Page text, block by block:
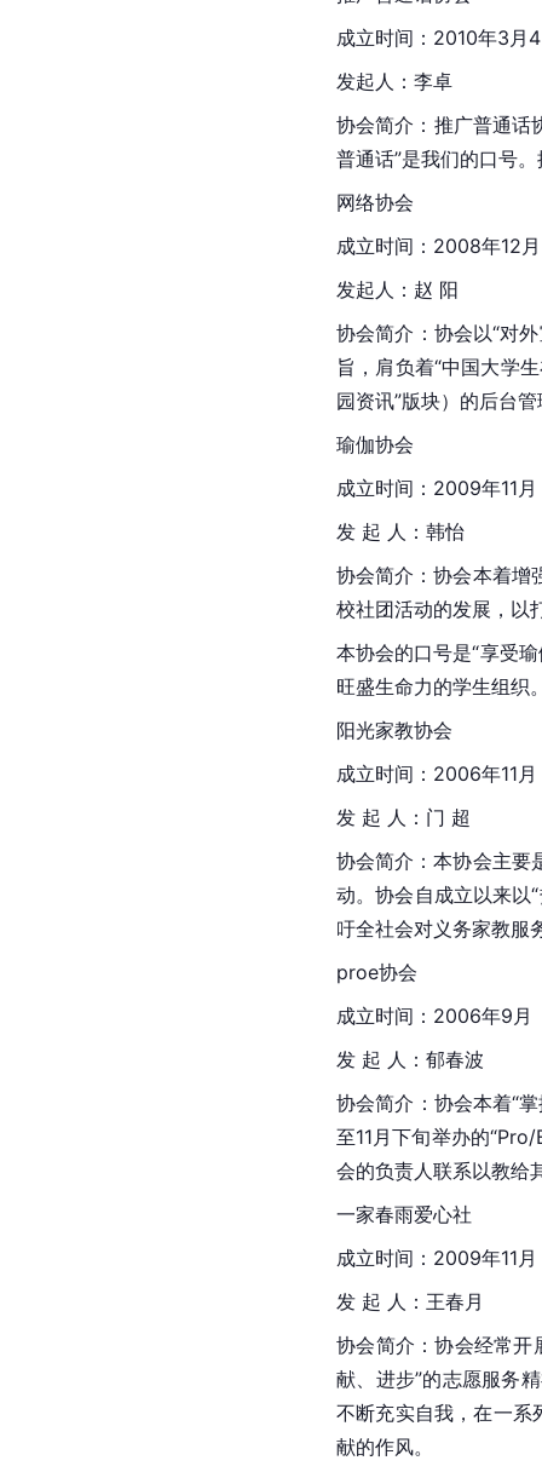
成立时间：2010年3月
发起人：李卓
协会简介：推广普通话
普通话”是我们的口号
网络协会
成立时间：2008年12月
发起人：赵 阳
协会简介：协会以“对
旨，肩负着“中国大学
园资讯”版块）的后台
瑜伽协会
成立时间：2009年11月
发 起 人：韩怡
协会简介：协会本着增
校社团活动的发展，以
本协会的口号是“享受
旺盛生命力的学生组织
阳光家教协会
成立时间：2006年11月
发 起 人：门 超
协会简介：本协会主要
动。协会自成立以来以
吁全社会对义务家教服
proe协会
成立时间：2006年9月
发 起 人：郁春波
协会简介：协会本着“
至11月下旬举办的
会的负责人联系以教给
一家春雨爱心社
成立时间：2009年11月
发 起 人：王春月
协会简介：协会经常开
献、进步”的志愿服务
不断充实自我，在一系
献的作风。